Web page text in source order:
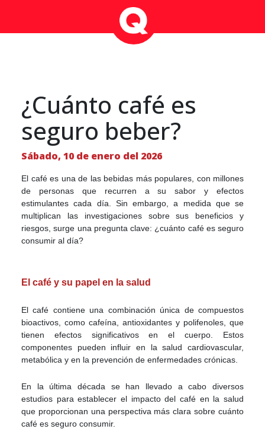
¿Cuánto café es
seguro beber?
Sábado, 10 de enero del 2026
El café es una de las bebidas más populares, con millones
de personas que recurren a su sabor y efectos
estimulantes cada día. Sin embargo, a medida que se
multiplican las investigaciones sobre sus beneficios y
riesgos, surge una pregunta clave: ¿cuánto café es seguro
consumir al día?
El café y su papel en la salud
El café contiene una combinación única de compuestos
bioactivos, como cafeína, antioxidantes y polifenoles, que
tienen efectos significativos en el cuerpo. Estos
componentes pueden influir en la salud cardiovascular,
metabólica y en la prevención de enfermedades crónicas.
En la última década se han llevado a cabo diversos
estudios para establecer el impacto del café en la salud
que proporcionan una perspectiva más clara sobre cuánto
café es seguro consumir.